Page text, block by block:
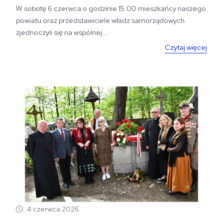
W sobotę 6 czerwca o godzinie 15:00 mieszkańcy naszego
powiatu oraz przedstawiciele władz samorządowych
zjednoczyli się na wspólnej...
Czytaj więcej
4 czerwca 2026